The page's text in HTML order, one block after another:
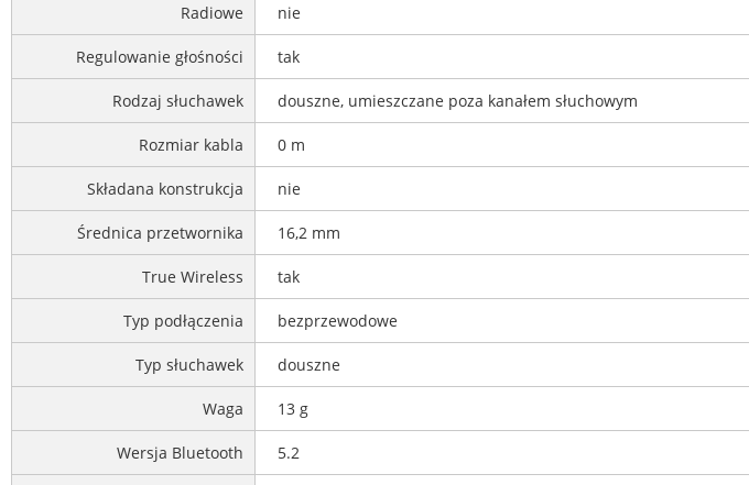
Radiowe nie
Regulowanie głośności tak
Rodzaj słuchawek douszne, umieszczane poza kanałem słuchowym
Rozmiar kabla 0 m
Składana konstrukcja nie
Średnica przetwornika 16,2 mm
True Wireless tak
Typ podłączenia bezprzewodowe
Typ słuchawek douszne
Waga 13 g
Wersja Bluetooth 5.2